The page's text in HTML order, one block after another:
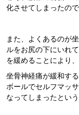
化させてしまったので
また、よくあるのが
ルをお尻の下にいれ
を緩めることにより、
坐骨神経痛が緩和す
ボールでセルフマッ
なってしまったという